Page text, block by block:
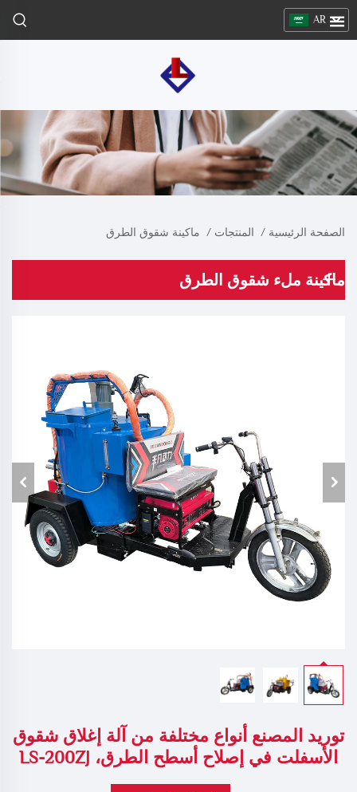
AR
الصفحة الرئيسية / المنتجات / ماكينة شقوق الطرق
ماكينة ملء شقوق الطرق
توريد المصنع أنواع مختلفة من آلة إغلاق شقوق
الأسفلت في إصلاح أسطح الطرق، LS-200ZJ